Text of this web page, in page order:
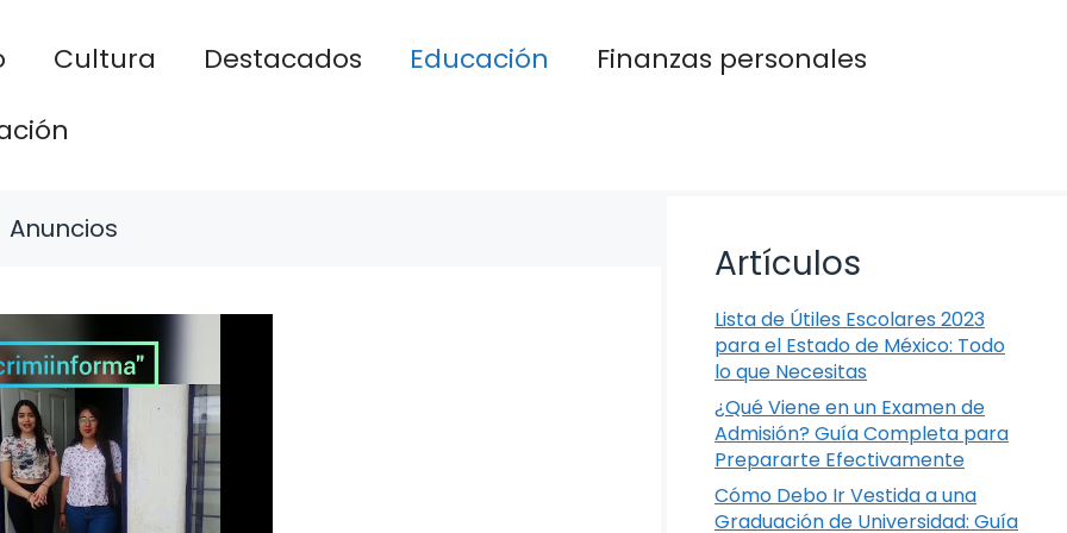
Cultura Destacados Educación
Finanzas personales
Anuncios
Artículos
Lista de Útiles Escolares 2023
para el Estado de México: Todo
lo que Necesitas
¿Qué Viene en un Examen de
Admisión? Guía Completa para
Prepararte Efectivamente
Cómo Debo Ir Vestida a una
Graduación de Universidad: Guía